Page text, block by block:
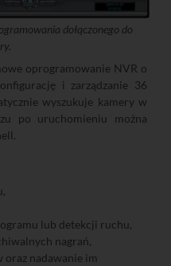
dołączonego do
oprogramowanie NVR o
i zarządzanie 36
wyszukuje kamery w
po uruchomieniu można
lub detekcji ruchu,
nagrań,
nadawanie im